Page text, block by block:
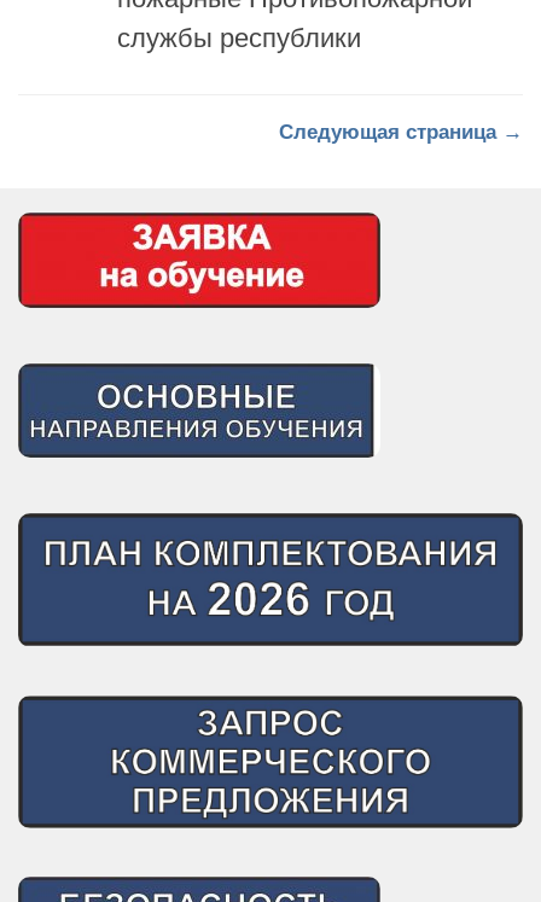
службы республики
Следующая страница →